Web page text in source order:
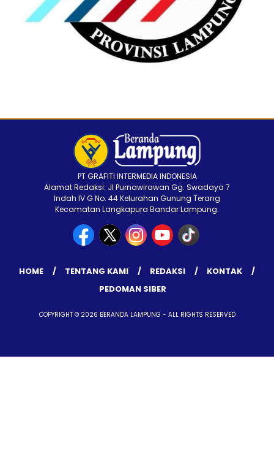
PT GRAFITI INTERMEDIA INDONESIA
Alamat Redaksi: Jl Purnawirawan Gg. Swadaya 7
Indah IV G No. 44 Kelurahan Gunung Terang
Kecamatan Langkapura Bandar Lampung.
HOME TENTANG KAMI REDAKSI
KONTAK
PEDOMAN SIBER
COPYRIGHT © 2026 BERANDA LAMPUNG - ALL RIGHTS RESERVED